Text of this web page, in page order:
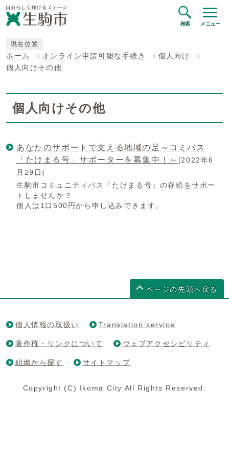
検索 メニュー
現在位置
ホーム オンライン申請可能な手続き
個人向け
個人向けその他
個人向けその他
あなたのサポートで支える地域の足～コミバス
「たけまる号」サポーターを募集中！～ [2022年6
月29日]
生駒市コミュニティバス「たけまる号」の存続をサポー
トしませんか？
個人は1口500円から申し込みできます。
ページの先頭へ戻る
個人情報の取扱い Translation service
著作権・リンクについて ウェブアクセシビリティ
組織から探す サイトマップ
Copyright (C) Ikoma City All Rights Reserved.